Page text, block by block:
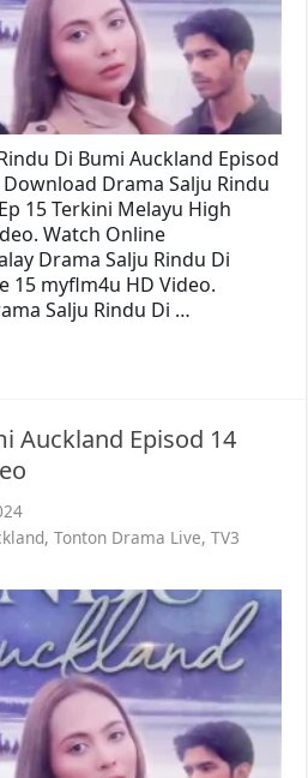
Di Bumi Auckland Episod
Drama Salju Rindu
15 Terkini Melayu High
Watch Online
Drama Salju Rindu Di
15 myflm4u HD Video.
Salju Rindu Di …
Auckland Episod 14
,Tonton Drama Live,TV3